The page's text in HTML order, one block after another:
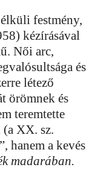
festmény,
kézírásával
Női arc,
és
létező
örömnek és
teremtette
XX. sz.
hanem a kevés
madarában.